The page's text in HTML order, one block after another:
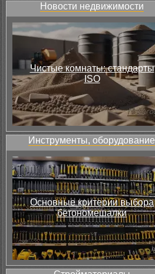
Новости недвижимости
Чистые комнаты: стандарты
ISO
Инструменты, оборудование
Основные критерии выбора
бетономешалки